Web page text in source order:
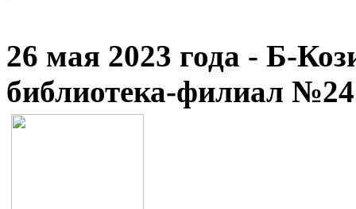
26 мая 2023 года - Б-
библиотека-филиал №24